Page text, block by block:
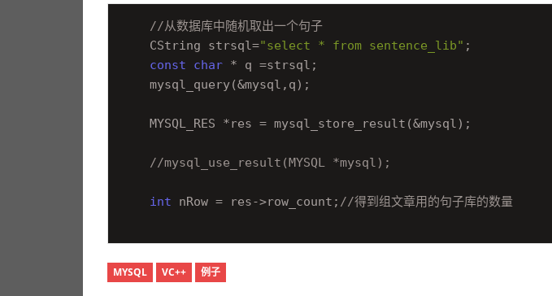
//从数据库中随机取出一个句子
    CString strsql=
"select * from sentence_lib" ;
const
char * q =strsql;
    mysql_query(&mysql,q);
    MYSQL_RES *res = mysql_store_result(&mysql);
//mysql_use_result(MYSQL *mysql);
int nRow = res->row_count; //得到组文章用的句子库的数量
MYSQL VC++ 例子